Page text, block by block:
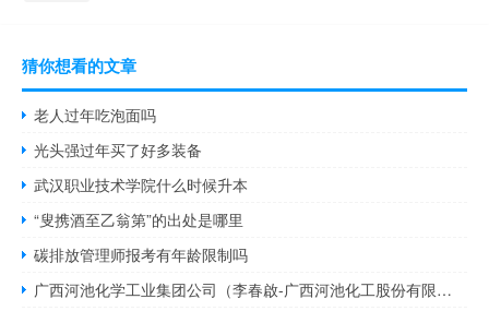
猜你想看的文章
老人过年吃泡面吗
光头强过年买了好多装备
武汉职业技术学院什么时候升本
“叟携酒至乙翁第”的出处是哪里
碳排放管理师报考有年龄限制吗
广西河池化学工业集团公司（李春啟-广西河池化工股份有限公司前任董事长介绍）